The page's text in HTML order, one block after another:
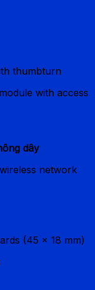
thumbturn
with access
dây
network
(45 x 18 mm)